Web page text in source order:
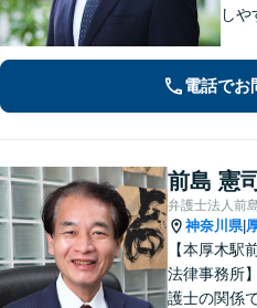
しや
権回
は、
一人
電話でお
前島 憲司
弁護士法人前
神奈川県|
【本厚木駅
法律事務所
護士の関係